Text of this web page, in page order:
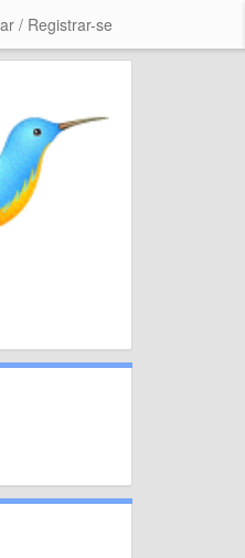
/ Registrar-se